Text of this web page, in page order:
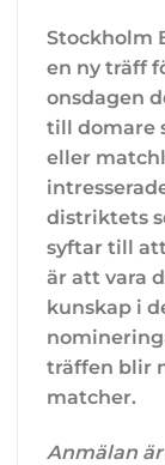
Stockholm
en ny träff
onsdagen
till domare
eller
distriktets
syftar till
är att vara
kunskap i
träffen blir
matcher.
Anmälan